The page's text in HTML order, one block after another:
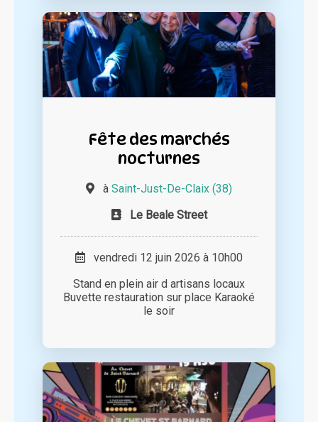
Fête des marchés
nocturnes
à Saint-Just-De-Claix (38)
Le Beale Street
vendredi 12 juin 2026 à 10h00
Stand en plein air d artisans locaux
Buvette restauration sur place Karaoké
le soir